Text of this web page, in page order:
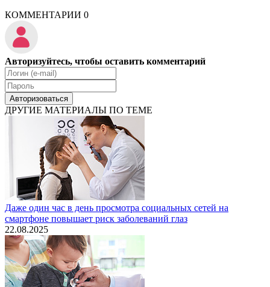
КОММЕНТАРИИ 0
Авторизуйтесь, чтобы оставить комментарий
Авторизоваться
ДРУГИЕ МАТЕРИАЛЫ ПО ТЕМЕ
Даже один час в день просмотра социальных сетей на
смартфоне повышает риск заболеваний глаз
22.08.2025